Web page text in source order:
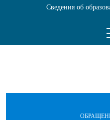
Сведения об